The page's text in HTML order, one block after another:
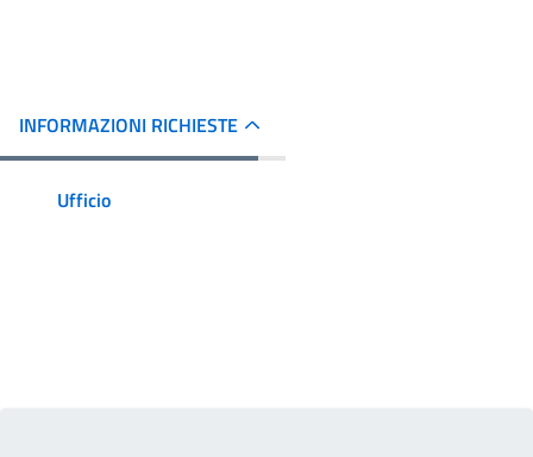
INFORMAZIONI RICHIESTE
Ufficio